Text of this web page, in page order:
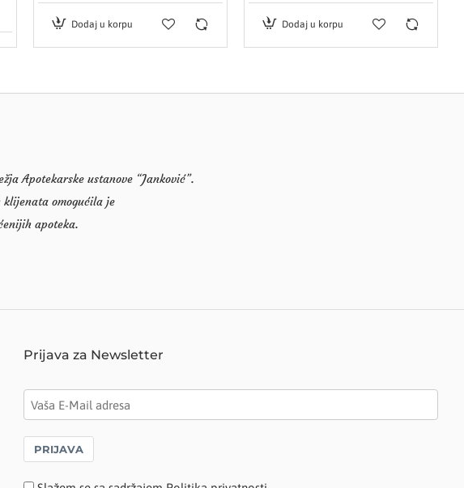
Dodaj u korpu Dodaj u korpu
Apotekarske ustanove “Janković”.
klijenata omogućila je
apoteka.
Prijava za Newsletter
PRIJAVA